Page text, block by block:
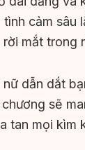
cảm sâu
mắt trong
dẫn dắt
sẽ
tan mọi